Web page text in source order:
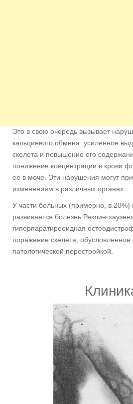
Это в свою очередь вызывает
кальциевого обмена: усиленное
скелета и повышение его
понижение концентрации в крови
ее в моче. Эти нарушения могут
изменениям в различных органах.
У части больных (примерно, в 20%)
развивается болезнь
гиперпаратиреоидная
поражение скелета, обусловленное
патологической перестройкой.